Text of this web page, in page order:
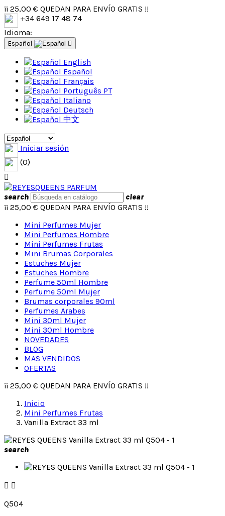
¡¡ 25,00 € QUEDAN PARA ENVÍO GRATIS !!
+34 649 17 48 74
Idioma:
Español 
English
Español
Français
Português PT
Italiano
Deutsch
中文
Iniciar sesión
(0)

search
clear
¡¡ 25,00 € QUEDAN PARA ENVÍO GRATIS !!
Mini Perfumes Mujer
Mini Perfumes Hombre
Mini Perfumes Frutas
Mini Brumas Corporales
Estuches Mujer
Estuches Hombre
Perfume 50ml Hombre
Perfume 50ml Mujer
Brumas corporales 90ml
Perfumes Arabes
Mini 30ml Mujer
Mini 30ml Hombre
NOVEDADES
BLOG
MAS VENDIDOS
OFERTAS
¡¡ 25,00 € QUEDAN PARA ENVÍO GRATIS !!
Inicio
Mini Perfumes Frutas
Vanilla Extract 33 ml
search
 
Q504